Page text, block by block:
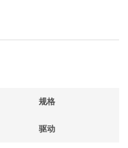
规格
驱动